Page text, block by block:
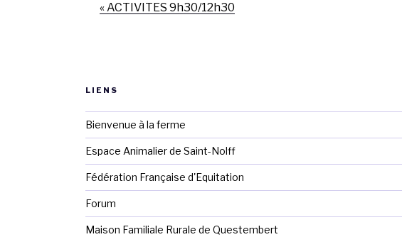
«ACTIVITES 9h30/12h30
LIENS
Bienvenue à la ferme
Espace Animalier de Saint-Nolff
Fédération Française d'Equitation
Forum
Maison Familiale Rurale de Questembert